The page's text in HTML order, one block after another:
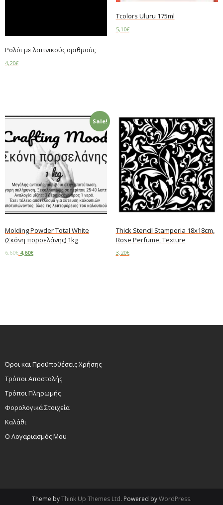
Ρολόι με λατινικούς αριθμούς
4,20€
Tcolors Uluru 175ml
5,10€
Sale!
Molding Powder Total White
(Σκόνη πορσελάνης) 1kg
6,60€ 4,60€
Thick Stencil Stamperia 18x18cm,
Rose Perfume, Texture
3,20€
Όροι και Προϋποθέσεις Χρήσης
Τρόποι Αποστολής
Τρόποι Πληρωμής
Φορολογικά Στοιχεία
Καλάθι
Ο Λογαριασμός Μου
Theme byThink Up Themes Ltd. Powered byWordPress.